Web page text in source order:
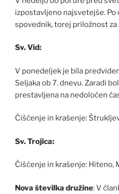
izpostavljeno najsvetejše.
spovednik, torej priložnost
Sv. Vid:
V ponedeljek je bila
Seljaka ob 7. dnevu. Zaradi
prestavljena na nedoločen
Čiščenje in krašenje:
Sv. Trojica:
Čiščenje in krašenje: Hiteno,
Nova številka družine: V